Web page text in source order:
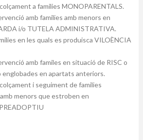
a families MONOPARENTALS.
amb families amb menors en
i/o TUTELA ADMINISTRATIVA.
en les quals es produisca VILOÈNCIA
amb familes en situació de RISC o
englobades en apartats anteriors.
i seguiment de families
menors que estroben en